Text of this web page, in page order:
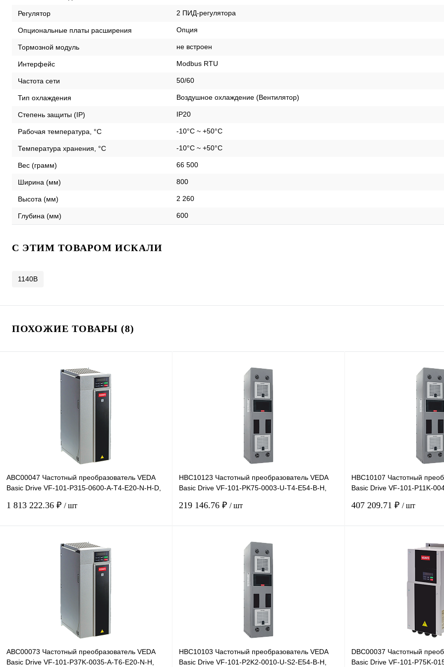
Регулятор 2 ПИД-регулятора
Опциональные платы расширения Опция
Тормозной модуль не встроен
Интерфейс Modbus RTU
Частота сети 50/60
Тип охлаждения Воздушное охлаждение (Вентилятор)
Степень защиты (IP) IP20
Рабочая температура, °С -10°C ~ +50°C
Температура хранения, °С -10°C ~ +50°C
Вес (грамм) 66 500
Ширина (мм) 800
Высота (мм) 2 260
Глубина (мм) 600
C ЭТИМ ТОВАРОМ ИСКАЛИ
1140В
ПОХОЖИЕ ТОВАРЫ (8)
ABC00047 Частотный преобразователь VEDA
Basic Drive VF-101-P315-0600-A-T4-E20-N-H-D,
1 813 222.36 ₽ / шт
В корзину
Сравнение
HBC10123 Частотный преобразователь VEDA
Basic Drive VF-101-PK75-0003-U-T4-E54-B-H,
219 146.76 ₽ / шт
В корзину
Сравнение
HBC10107 Частотный
Basic Drive VF-101-P11K-
407 209.71 ₽ / шт
ABC00073 Частотный преобразователь VEDA
Basic Drive VF-101-P37K-0035-A-T6-E20-N-H,
HBC10103 Частотный преобразователь VEDA
Basic Drive VF-101-P2K2-0010-U-S2-E54-B-H,
DBC00037 Частотный
Basic Drive VF-101-P75K-